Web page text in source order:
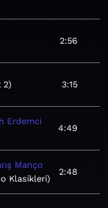
2:56
2 3:15
Erdemci
4:49
Manço
Klasikleri
2:48